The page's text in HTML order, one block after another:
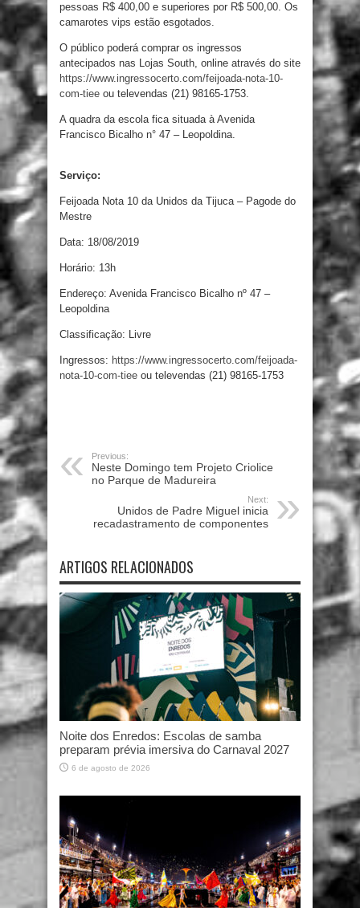
pessoas R$ 400,00 e superiores por R$ 500,00. Os
camarotes vips estão esgotados.
O público poderá comprar os ingressos
antecipados nas Lojas South, online através do site
https://www.ingressocerto.com/feijoada-nota-10-
com-tiee ou televendas (21) 98165-1753.
A quadra da escola fica situada à Avenida
Francisco Bicalho n° 47 – Leopoldina.
Serviço:
Feijoada Nota 10 da Unidos da Tijuca – Pagode do
Mestre
Data: 18/08/2019
Horário: 13h
Endereço: Avenida Francisco Bicalho nº 47 –
Leopoldina
Classificação: Livre
Ingressos: https://www.ingressocerto.com/feijoada-
nota-10-com-tiee ou televendas (21) 98165-1753
Previous:
Neste Domingo tem Projeto Criolice
no Parque de Madureira
Next:
Unidos de Padre Miguel inicia
recadastramento de componentes
ARTIGOS RELACIONADOS
Noite dos Enredos: Escolas de samba
preparam prévia imersiva do Carnaval 2027
6 de agosto de 2026